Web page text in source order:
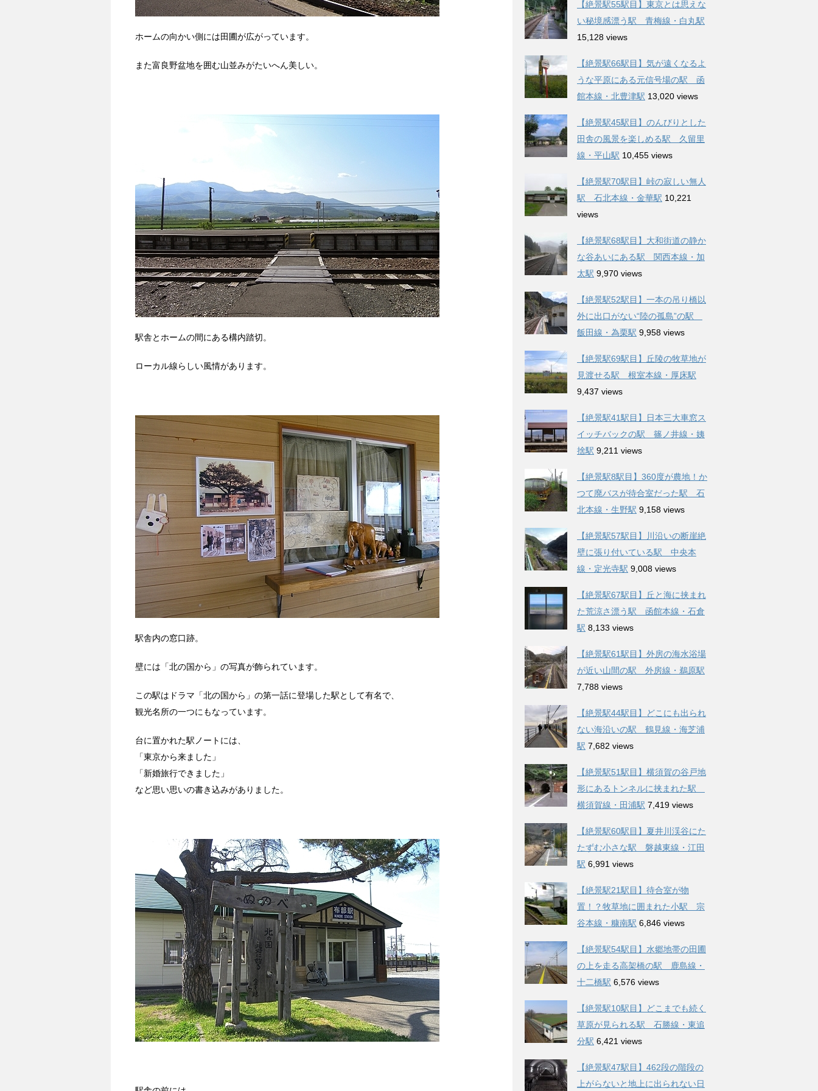
ホームの向かい側には田圃が広がっています。
また富良野盆地を囲む山並みがたいへん美しい。
駅舎とホームの間にある構内踏切。
ローカル線らしい風情があります。
駅舎内の窓口跡。
壁には「北の国から」の写真が飾られています。
この駅はドラマ「北の国から」の第一話に登場した駅として有名で、
観光名所の一つにもなっています。
台に置かれた駅ノートには、
「東京から来ました」
「新婚旅行できました」
など思い思いの書き込みがありました。
【絶景駅55駅目】東京とは思えな
い秘境感漂う駅 青梅線・白丸駅
15,128 views
【絶景駅66駅目】気が遠くなるよ
うな平原にある元信号場の駅 函
館本線・北豊津駅 13,020 views
【絶景駅45駅目】のんびりとした
田舎の風景を楽しめる駅 久留里
線・平山駅 10,455 views
【絶景駅70駅目】峠の寂しい無人
駅 石北本線・金華駅 10,221
views
【絶景駅68駅目】大和街道の静か
な谷あいにある駅 関西本線・加
太駅 9,970 views
【絶景駅52駅目】一本の吊り橋以
外に出口がない“陸の孤島”の駅
飯田線・為栗駅 9,958 views
【絶景駅69駅目】丘陵の牧草地が
見渡せる駅 根室本線・厚床駅
9,437 views
【絶景駅41駅目】日本三大車窓ス
イッチバックの駅 篠ノ井線・姨
捨駅 9,211 views
【絶景駅8駅目】360度が農地！か
つて廃バスが待合室だった駅 石
北本線・生野駅 9,158 views
【絶景駅57駅目】川沿いの断崖絶
壁に張り付いている駅 中央本
線・定光寺駅 9,008 views
【絶景駅67駅目】丘と海に挟まれ
た荒涼さ漂う駅 函館本線・石倉
駅 8,133 views
【絶景駅61駅目】外房の海水浴場
が近い山間の駅 外房線・鵜原駅
7,788 views
【絶景駅44駅目】どこにも出られ
ない海沿いの駅 鶴見線・海芝浦
駅 7,682 views
【絶景駅51駅目】横須賀の谷戸地
形にあるトンネルに挟まれた駅
横須賀線・田浦駅 7,419 views
【絶景駅60駅目】夏井川渓谷にた
たずむ小さな駅 磐越東線・江田
駅 6,991 views
【絶景駅21駅目】待合室が物
置！？牧草地に囲まれた小駅 宗
谷本線・糠南駅 6,846 views
【絶景駅54駅目】水郷地帯の田圃
の上を走る高架橋の駅 鹿島線・
十二橋駅 6,576 views
【絶景駅10駅目】どこまでも続く
草原が見られる駅 石勝線・東追
分駅 6,421 views
【絶景駅47駅目】462段の階段の
上がらないと地上に出られない日